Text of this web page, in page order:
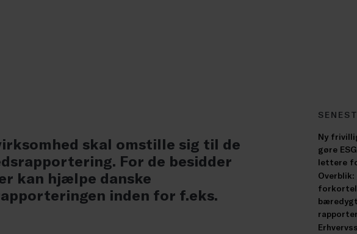
skal omstille sig til de
For de besidder
kan hjælpe danske
inden for f.eks.
Ny
gøre
lettere